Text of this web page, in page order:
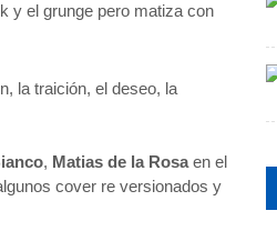
y el grunge pero matiza con
la traición, el deseo, la
, Matias de la Rosaen el
cover re versionados y